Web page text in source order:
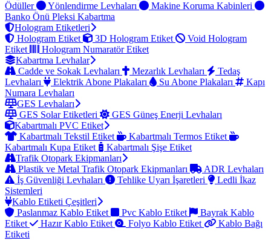
Ödüller
Yönlendirme Levhaları
Makine Koruma Kabinleri
Banko Önü Pleksi Kabartma
Hologram Etiketleri
Hologram Etiket
3D Hologram Etiket
Void Hologram
Etiket
Hologram Numaratör Etiket
Kabartma Levhalar
Cadde ve Sokak Levhaları
Mezarlık Levhaları
Tedaş
Levhaları
Elektrik Abone Plakaları Su Abone Plakaları
Kapı
Numara Levhaları
GES Levhaları
GES Solar Etiketleri
GES Güneş Enerji Levhaları
Kabartmalı PVC Etiket
Kabartmalı Tekstil Etiket
Kabartmalı Termos Etiket
Kabartmalı Kupa Etiket
Kabartmalı Şişe Etiket
Trafik Otopark Ekipmanları
Plastik ve Metal Trafik Otopark Ekipmanları
ADR Levhaları
İş Güvenliği Levhaları
Tehlike Uyarı İşaretleri
Ledli İkaz
Sistemleri
Kablo Etiketi Çeşitleri
Paslanmaz Kablo Etiket
Pvc Kablo Etiket
Bayrak Kablo
Etiket
Hazır Kablo Etiket Folyo Kablo Etiket
Kablo Bağı
Etiketi